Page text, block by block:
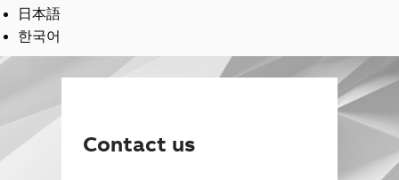
日本語
한국어
Contact us